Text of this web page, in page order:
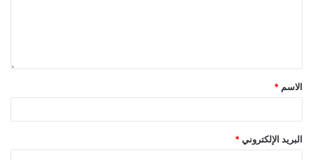
الاسم *
البريد الإلكتروني *